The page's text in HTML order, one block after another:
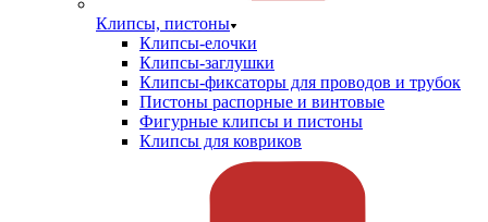
Клипсы, пистоны
Клипсы-елочки
Клипсы-заглушки
Клипсы-фиксаторы для проводов и трубок
Пистоны распорные и винтовые
Фигурные клипсы и пистоны
Клипсы для ковриков